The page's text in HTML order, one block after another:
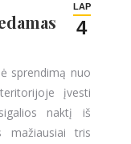
LAP
4
sprendimą nuo
įvesti
naktį iš
mažiausiai tris